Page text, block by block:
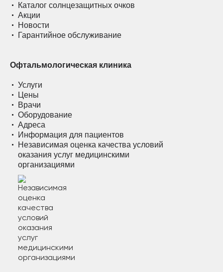
Каталог солнцезащитных очков
Акции
Новости
Гарантийное обслуживание
Офтальмологическая клиника
Услуги
Цены
Врачи
Оборудование
Адреса
Информация для пациентов
Независимая оценка качества условий
оказания услуг медицинскими
организациями